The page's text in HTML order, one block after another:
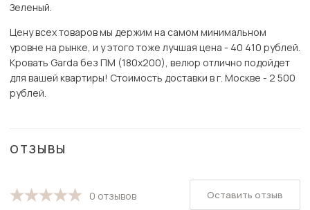
Зеленый.
Цену всех товаров мы держим на самом минимальном
уровне на рынке, и у этого тоже лучшая цена - 40 410 рублей.
Кровать Garda без ПМ (180х200), велюр отлично подойдет
для вашей квартиры! Стоимость доставки в г. Москве - 2 500
рублей.
ОТЗЫВЫ
0 отзывов Оставить отзыв